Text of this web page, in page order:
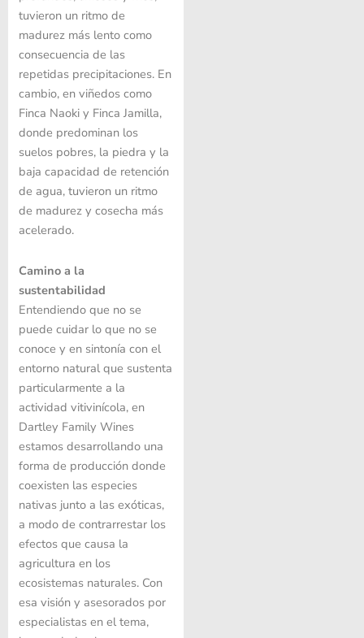
tuvieron un ritmo de
madurez más lento como
consecuencia de las
repetidas precipitaciones. En
cambio, en viñedos como
Finca Naoki y Finca Jamilla,
donde predominan los
suelos pobres, la piedra y la
baja capacidad de retención
de agua, tuvieron un ritmo
de madurez y cosecha más
acelerado.
Camino a la
sustentabilidad
Entendiendo que no se
puede cuidar lo que no se
conoce y en sintonía con el
entorno natural que sustenta
particularmente a la
actividad vitivinícola, en
Dartley Family Wines
estamos desarrollando una
forma de producción donde
coexisten las especies
nativas junto a las exóticas,
a modo de contrarrestar los
efectos que causa la
agricultura en los
ecosistemas naturales. Con
esa visión y asesorados por
especialistas en el tema,